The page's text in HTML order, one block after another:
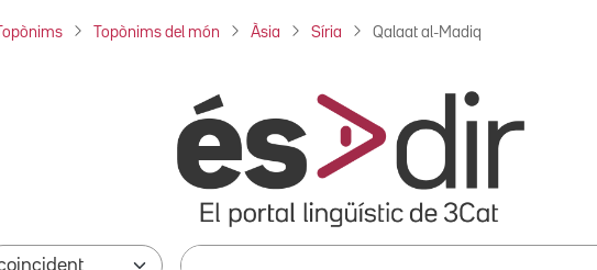
Topònims Topònims del món Àsia Síria Qalaat al-Madiq